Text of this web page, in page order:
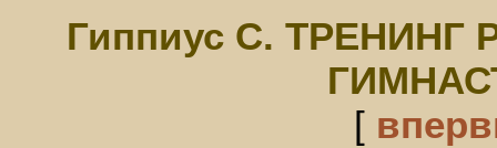
Гиппиус С.
[